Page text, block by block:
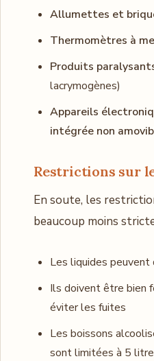
Allumettes et
Thermomètres à
Produits
lacrymogènes)
Appareils
intégrée non
Restrictions sur
En soute, les
beaucoup moins
Les liquides
Ils doivent être bien
éviter les fuites
Les boissons
sont limitées à 5